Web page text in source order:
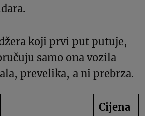
koji prvi put putuje,
samo ona vozila
prevelika, a ni prebrza.
Cijena